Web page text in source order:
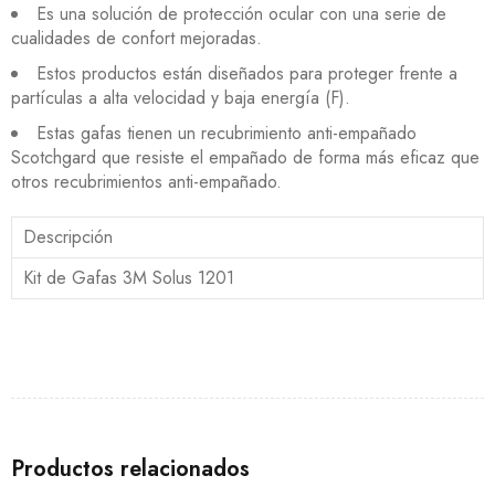
Es una solución de protección ocular con una serie de
cualidades de confort mejoradas.
Estos productos están diseñados para proteger frente a
partículas a alta velocidad y baja energía (F).
Estas gafas tienen un recubrimiento anti-empañado
Scotchgard que resiste el empañado de forma más eficaz que
otros recubrimientos anti-empañado.
Descripción
Kit de Gafas 3M Solus 1201
Productos relacionados